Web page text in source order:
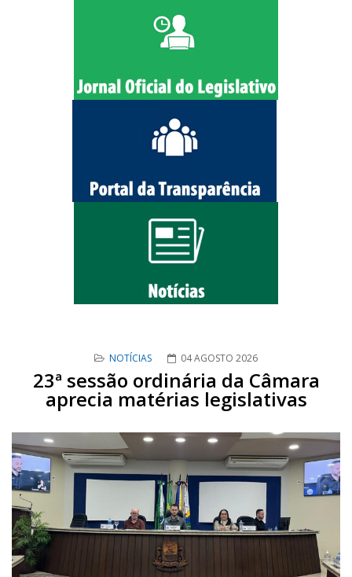
NOTÍCIAS 04 AGOSTO 2026
23ª sessão ordinária da Câmara
aprecia matérias legislativas